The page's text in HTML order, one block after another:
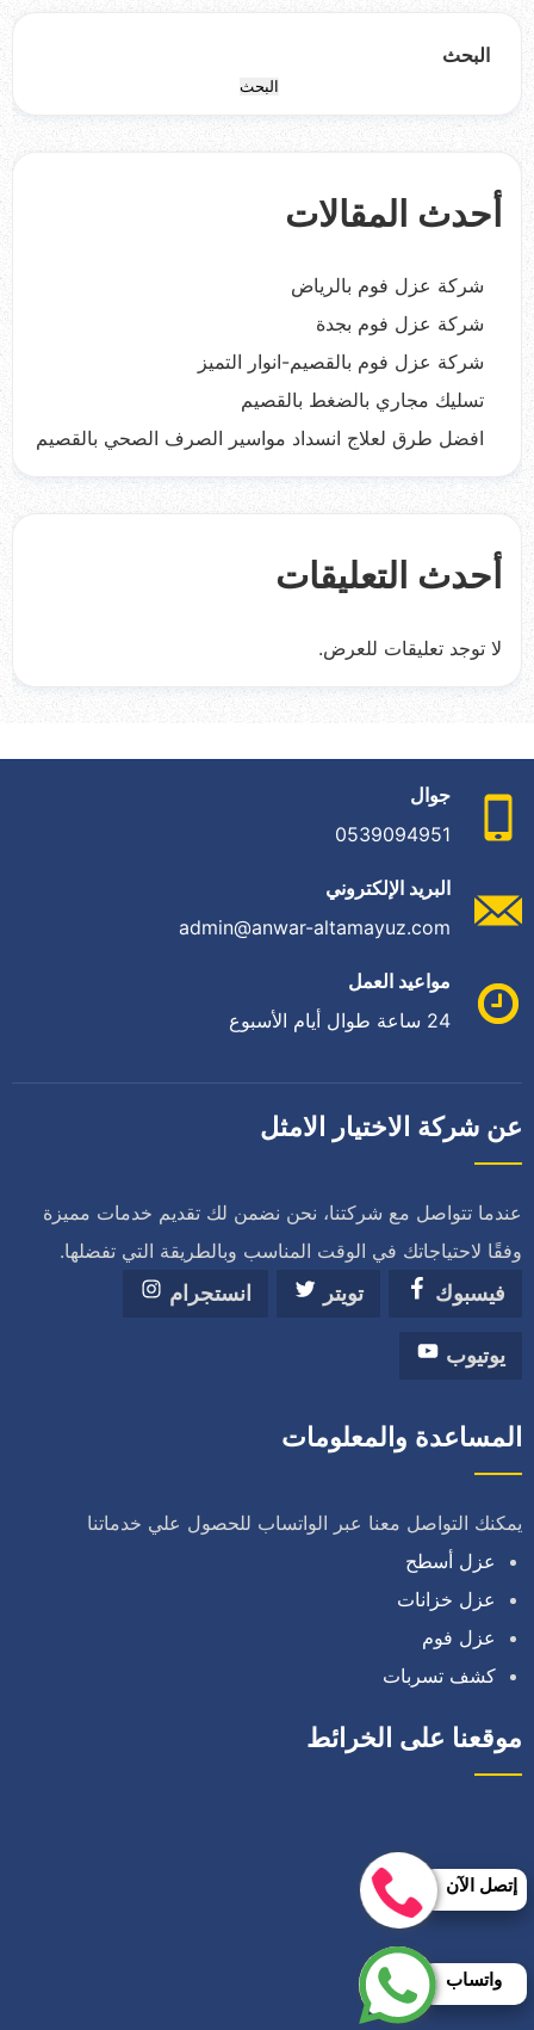
البحث
البحث
أحدث المقالات
شركة عزل فوم بالرياض
شركة عزل فوم بجدة
شركة عزل فوم بالقصيم-انوار التميز
تسليك مجاري بالضغط بالقصيم
افضل طرق لعلاج انسداد مواسير الصرف الصحي بالقصيم
أحدث التعليقات
لا توجد تعليقات للعرض.
جوال
0539094951
البريد الإلكتروني
admin@anwar-altamayuz.com
مواعيد العمل
24 ساعة طوال أيام الأسبوع
عن شركة الاختيار الامثل
عندما تتواصل مع شركتنا، نحن نضمن لك تقديم خدمات مميزة
وفقًا لاحتياجاتك في الوقت المناسب وبالطريقة التي تفضلها.
فيسبوك
تويتر انستجرام
يوتيوب
المساعدة والمعلومات
يمكنك التواصل معنا عبر الواتساب للحصول علي خدماتنا
عزل أسطح
عزل خزانات
عزل فوم
كشف تسربات
موقعنا على الخرائط
واتساب
إتصل الآن